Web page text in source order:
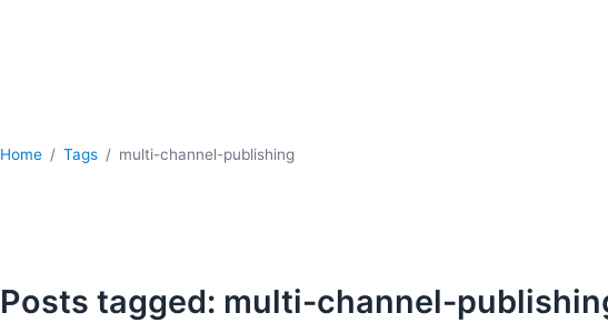
Home Tags multi-channel-publishing
Posts tagged: multi-channel-